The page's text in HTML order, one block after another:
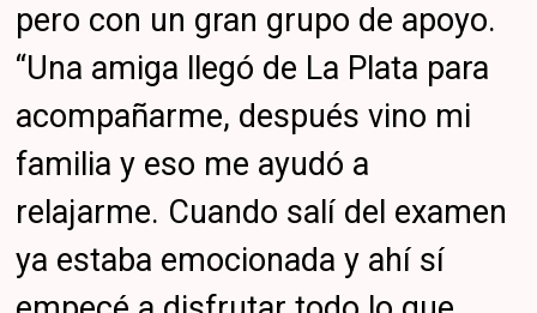
pero con un gran grupo de apoyo.
“Una amiga llegó de La Plata para
acompañarme, después vino mi
familia y eso me ayudó a
relajarme. Cuando salí del examen
ya estaba emocionada y ahí sí